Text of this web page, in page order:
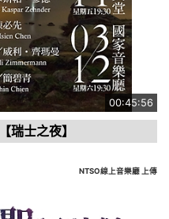
00:45:56
瑞士之夜】
NTSO線上音樂廳 上傳